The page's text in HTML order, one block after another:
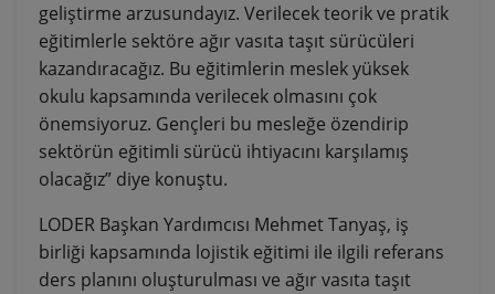
geliştirme arzusundayız. Verilecek teorik ve pratik
eğitimlerle sektöre ağır vasıta taşıt sürücüleri
kazandıracağız. Bu eğitimlerin meslek yüksek
okulu kapsamında verilecek olmasını çok
önemsiyoruz. Gençleri bu mesleğe özendirip
sektörün eğitimli sürücü ihtiyacını karşılamış
olacağız” diye konuştu.
LODER Başkan Yardımcısı Mehmet Tanyaş, iş
birliği kapsamında lojistik eğitimi ile ilgili referans
ders planını oluşturulması ve ağır vasıta taşıt